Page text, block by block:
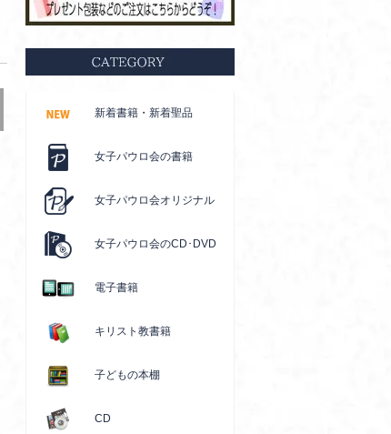
新着書籍・新着聖品
女子パウロ会の書籍
女子パウロ会オリジナル
女子パウロ会のCD･DVD
電子書籍
キリスト教書籍
子どもの本棚
CD